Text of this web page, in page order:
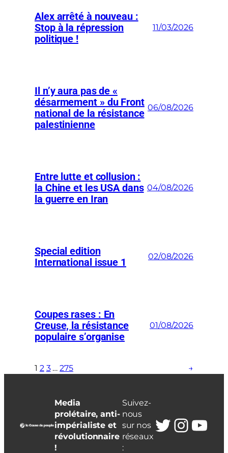
Alex arrêté à nouveau :
Stop à la répression
politique !
11/03/2026
Il n’y aura pas de «
désarmement » du Front
national de la résistance
palestinienne
06/08/2026
Entre lutte et collusion :
la Chine et les USA dans
la guerre en Iran
04/08/2026
Special edition
International issue 1
02/08/2026
Coupes rases : En
Creuse, la résistance
populaire s’organise
01/08/2026
1 2 3 … 275 →
Media
prolétaire, anti-
impérialiste et
révolutionnaire
!
Suivez-
nous
sur nos
réseaux
:
Twitter